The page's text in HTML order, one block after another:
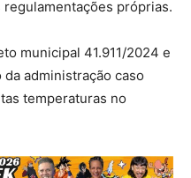
próprias.
municipal 41.911/2024 e
administração caso
temperaturas no